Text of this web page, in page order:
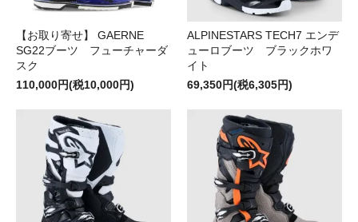
【お取り寄せ】 GAERNE
SG22ブーツ フューチャーダ
スク
110,000円(税10,000円)
ALPINESTARS TECH7 エンデ
ューロブーツ ブラックホワ
イト
69,350円(税6,305円)